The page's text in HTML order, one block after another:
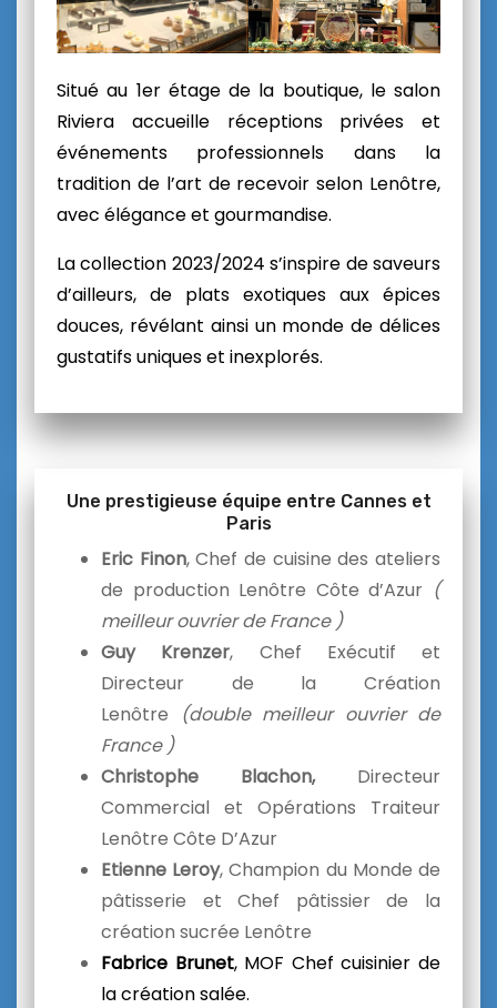
Situé au 1er étage de la boutique, le salon
Riviera accueille réceptions privées et
événements professionnels dans la
tradition de l’art de recevoir selon Lenôtre,
avec élégance et gourmandise.
La collection 2023/2024 s’inspire de saveurs
d’ailleurs, de plats exotiques aux épices
douces, révélant ainsi un monde de délices
gustatifs uniques et inexplorés.
Une prestigieuse équipe entre Cannes et
Paris
Eric Finon, Chef de cuisine des ateliers
de production Lenôtre Côte d’Azur (
meilleur ouvrier de France )
Guy Krenzer, Chef Exécutif et
Directeur de la Création
Lenôtre
(double meilleur ouvrier de
France )
Christophe Blachon, Directeur
Commercial et Opérations Traiteur
Lenôtre Côte D’Azur
Etienne Leroy, Champion du Monde de
pâtisserie et Chef pâtissier de la
création sucrée Lenôtre
Fabrice Brunet, MOF Chef cuisinier de
la création salée.